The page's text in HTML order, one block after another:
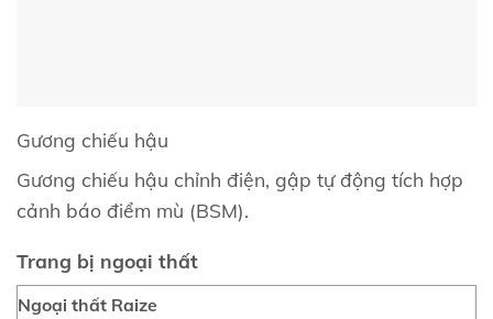
Gương chiếu hậu
Gương chiếu hậu chỉnh điện, gập tự động tích hợp
cảnh báo điểm mù (BSM).
Trang bị ngoại thất
Ngoại thất Raize